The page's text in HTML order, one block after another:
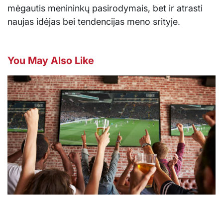
mėgautis menininkų pasirodymais, bet ir atrasti
naujas idėjas bei tendencijas meno srityje.
You May Also Like